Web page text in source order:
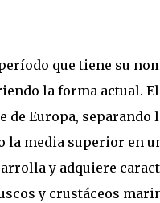
que tiene su
la forma actual. El
de Europa,
media superior en
y adquiere
y crustáceos